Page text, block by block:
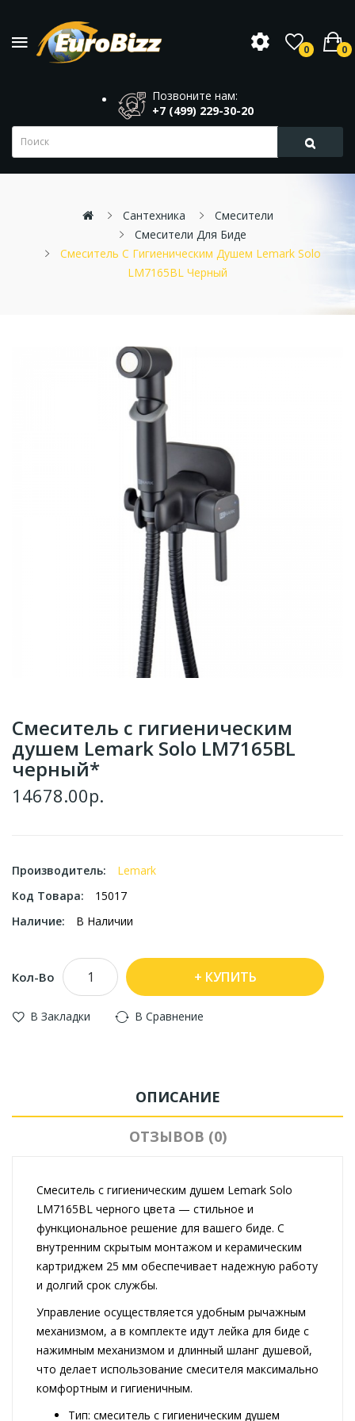
0 0
Позвоните нам:
+7 (499) 229-30-20
Сантехника
Смесители
Смесители Для Биде
Смеситель С Гигиеническим Душем Lemark Solo
LM7165BL Черный
Смеситель с гигиеническим
душем Lemark Solo LM7165BL
черный*
14678.00р.
Производитель:
Lemark
Код Товара:
15017
Наличие:
В Наличии
Кол-Во КУПИТЬ
В Закладки В Сравнение
ОПИСАНИЕ
ОТЗЫВОВ (0)
Смеситель с гигиеническим душем Lemark Solo
LM7165BL черного цвета — стильное и
функциональное решение для вашего биде. С
внутренним скрытым монтажом и керамическим
картриджем 25 мм обеспечивает надежную работу
и долгий срок службы.
Управление осуществляется удобным рычажным
механизмом, а в комплекте идут лейка для биде с
нажимным механизмом и длинный шланг душевой,
что делает использование смесителя максимально
комфортным и гигиеничным.
Тип: смеситель с гигиеническим душем